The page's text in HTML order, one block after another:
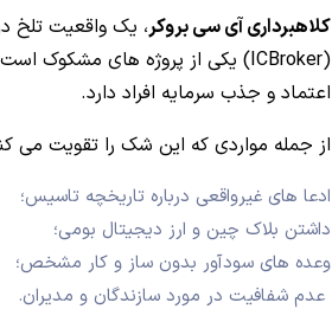
کلاهبرداری آی سی بروکر، یک واقعیت تلخ
(ICBroker) یکی از پروژه های مشکوک است، که با وعده های فریبنده و
اعتماد و جذب سرمایه افراد دارد.
از جمله مواردی که این شک را تقویت می
ادعا های غیرواقعی درباره تاریخچه تاسیس؛
داشتن بلاک چین و ارز دیجیتال بومی؛
وعده های سودآور بدون ساز و کار مشخص؛
عدم شفافیت در مورد سازندگان و مدیران.